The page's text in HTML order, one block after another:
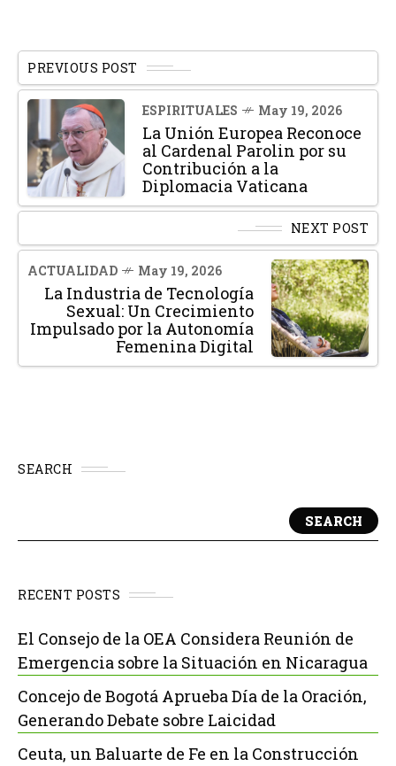
PREVIOUS POST
ESPIRITUALES May 19, 2026
La Unión Europea Reconoce
al Cardenal Parolin por su
Contribución a la
Diplomacia Vaticana
NEXT POST
ACTUALIDAD May 19, 2026
La Industria de Tecnología
Sexual: Un Crecimiento
Impulsado por la Autonomía
Femenina Digital
SEARCH
SEARCH
RECENT POSTS
El Consejo de la OEA Considera Reunión de
Emergencia sobre la Situación en Nicaragua
Concejo de Bogotá Aprueba Día de la Oración,
Generando Debate sobre Laicidad
Ceuta, un Baluarte de Fe en la Construcción